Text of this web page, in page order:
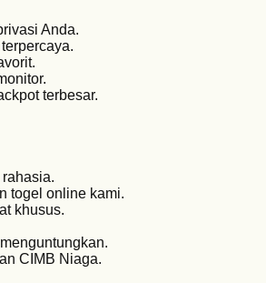
Anda.
terbesar.
togel online kami.
khusus.
CIMB Niaga.